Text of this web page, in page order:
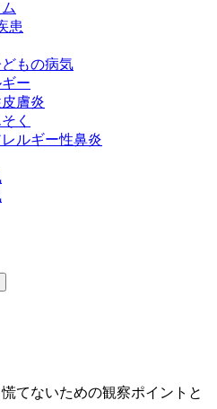
患
もの病気
ー
膚炎
く
ルギー性鼻炎
てないための観察ポイントと